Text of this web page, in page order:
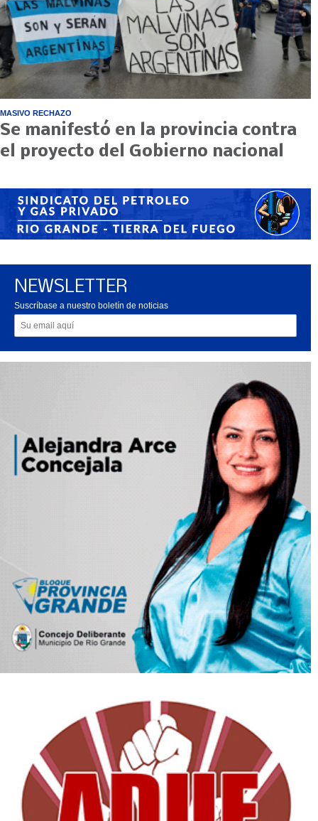
MASIVO RECHAZO
Se manifestó en la provincia contra
el proyecto del Gobierno nacional
NEWSLETTER
Suscríbase a nuestro boletín de noticias